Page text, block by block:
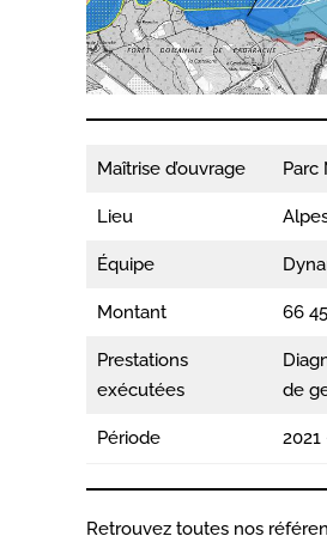
Maîtrise d’ouvrage Parc
Lieu
Équipe
Montant 66
Prestations
exécutées
de
Période 2021
Retrouvez toutes nos